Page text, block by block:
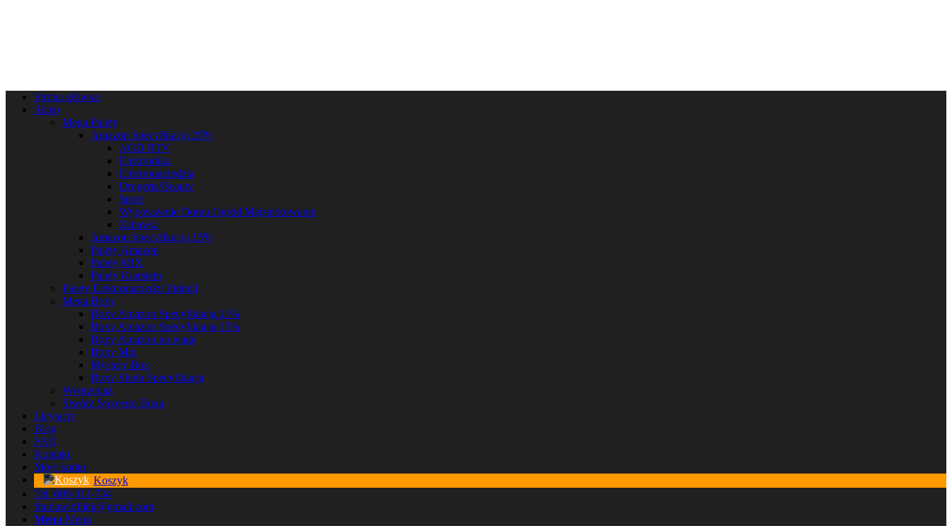
Strona główna
Sklep
Mega Palety
Amazon Specyfikacja 25%
AGD RTV
Elektronika
Elektronarzędzia
Drogeria/Beauty
Sport
Wyposażenie Domu Ogród Majsterkowanie
Zabawki
Amazon Specyfikacja 15%
Palety Amazon
Palety MIX
Palety Klarstein
Palety Elektronarzędzi Einhell
Mega Boxy
Boxy Amazon Specyfikacja 25%
Boxy Amazon Specyfikacja 15%
Boxy Amazon na wagę
Boxy Mix
Mystery Box
Boxy Shein Specyfikacja
Wyprzedaż
Stwórz Swojego Boxa
Licytacje
Blog
FAQ
Kontakt
Moje konto
Koszyk
Tel. 609-311-734
fhudawidfilek@gmail.com
Menu Menu